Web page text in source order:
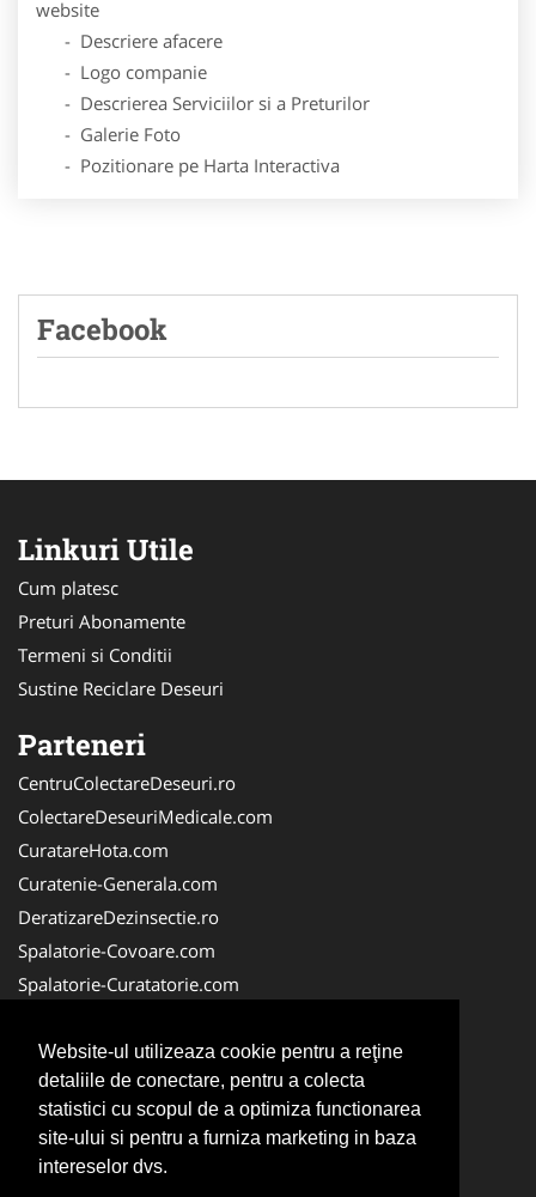
Website-ul utilizeaza cookie pentru a reţine
detaliile de conectare, pentru a colecta
statistici cu scopul de a optimiza functionarea
site-ului si pentru a furniza marketing in baza
intereselor dvs.
website
- Descriere afacere
- Logo companie
- Descrierea Serviciilor si a Preturilor
- Galerie Foto
- Pozitionare pe Harta Interactiva
Facebook
Linkuri Utile
Cum platesc
Preturi Abonamente
Termeni si Conditii
Sustine Reciclare Deseuri
Parteneri
CentruColectareDeseuri.ro
ColectareDeseuriMedicale.com
CuratareHota.com
Curatenie-Generala.com
DeratizareDezinsectie.ro
Spalatorie-Covoare.com
Spalatorie-Curatatorie.com
FirmaDeratizare.ro
Service-Reparatii.com
Servicii-DDD.com
ServiciiAlpinism.ro